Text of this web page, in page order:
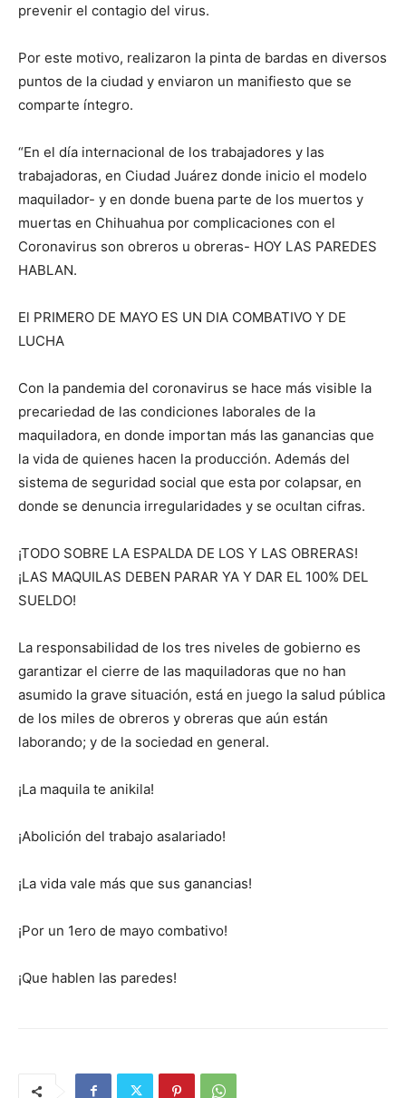
prevenir el contagio del virus.
Por este motivo, realizaron la pinta de bardas en diversos
puntos de la ciudad y enviaron un manifiesto que se
comparte íntegro.
“En el día internacional de los trabajadores y las
trabajadoras, en Ciudad Juárez donde inicio el modelo
maquilador- y en donde buena parte de los muertos y
muertas en Chihuahua por complicaciones con el
Coronavirus son obreros u obreras- HOY LAS PAREDES
HABLAN.
El PRIMERO DE MAYO ES UN DIA COMBATIVO Y DE
LUCHA
Con la pandemia del coronavirus se hace más visible la
precariedad de las condiciones laborales de la
maquiladora, en donde importan más las ganancias que
la vida de quienes hacen la producción. Además del
sistema de seguridad social que esta por colapsar, en
donde se denuncia irregularidades y se ocultan cifras.
¡TODO SOBRE LA ESPALDA DE LOS Y LAS OBRERAS!
¡LAS MAQUILAS DEBEN PARAR YA Y DAR EL 100% DEL
SUELDO!
La responsabilidad de los tres niveles de gobierno es
garantizar el cierre de las maquiladoras que no han
asumido la grave situación, está en juego la salud pública
de los miles de obreros y obreras que aún están
laborando; y de la sociedad en general.
¡La maquila te anikila!
¡Abolición del trabajo asalariado!
¡La vida vale más que sus ganancias!
¡Por un 1ero de mayo combativo!
¡Que hablen las paredes!